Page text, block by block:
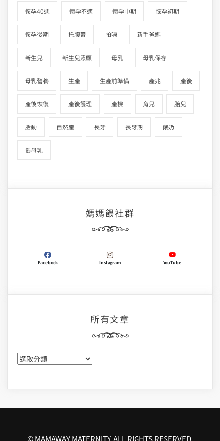
懷孕40週 懷孕不適 懷孕中期 懷孕初期
懷孕後期 托腹帶 拍嗝 新手爸媽
新生兒 新生兒照顧 母乳 母乳保存
母乳營養 生產 生產前準備 產兆 產後
產後恢復 產後護理 產檢 育兒 胎兒
胎動 自然產 長牙 長牙期 餵奶
餵母乳
媽媽餵社群
Facebook Instagram YouTube
所有文章
所
有
章
© MAMAWAY MATERNITY. ALL RIGHTS RESERVED.